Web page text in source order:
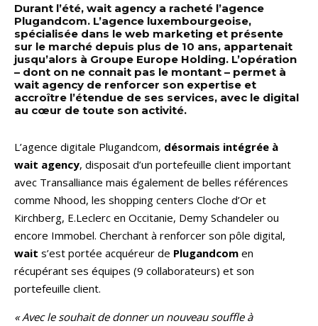
Durant l’été, wait agency a racheté l’agence
Plugandcom. L’agence luxembourgeoise,
spécialisée dans le web marketing et présente
sur le marché depuis plus de 10 ans, appartenait
jusqu’alors à Groupe Europe Holding. L’opération
– dont on ne connait pas le montant – permet à
wait agency de renforcer son expertise et
accroître l’étendue de ses services, avec le digital
au cœur de toute son activité.
L’agence digitale Plugandcom, désormais intégrée à
wait agency, disposait d’un portefeuille client important
avec Transalliance mais également de belles références
comme Nhood, les shopping centers Cloche d’Or et
Kirchberg, E.Leclerc en Occitanie, Demy Schandeler ou
encore Immobel. Cherchant à renforcer son pôle digital,
wait s’est portée acquéreur de Plugandcom en
récupérant ses équipes (9 collaborateurs) et son
portefeuille client.
« Avec le souhait de donner un nouveau souffle à